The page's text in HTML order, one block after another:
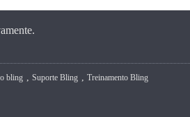
bling ,Suporte Bling ,Treinamento Bling